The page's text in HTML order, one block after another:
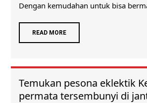
Dengan kemudahan untuk bisa
READ MORE
Temukan pesona eklektik
permata tersembunyi di